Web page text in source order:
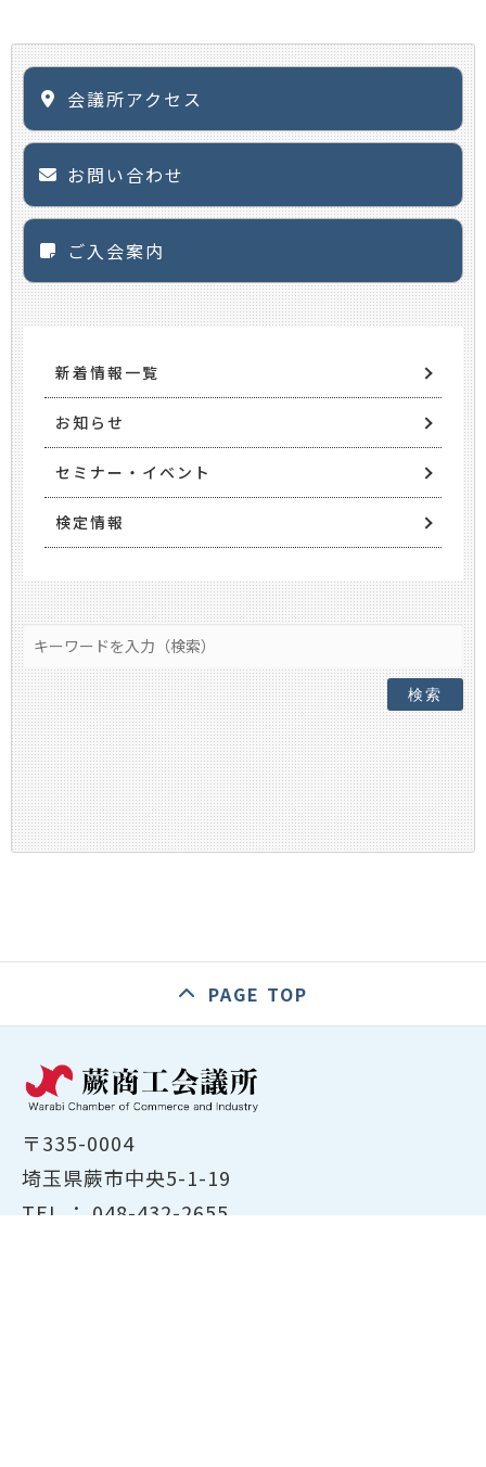
会議所アクセス
お問い合わせ
ご入会案内
新着情報一覧
お知らせ
セミナー・イベント
検定情報
検索
PAGE TOP
〒335-0004
埼玉県蕨市中央5-1-19
TEL ： 048-432-2655